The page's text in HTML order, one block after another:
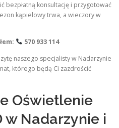
bezpłatną konsultację i przygotować
kąpielowy trwa, a wieczory w
570 933 114
naszego specjalisty w Nadarzynie
którego będą Ci zazdrościć
Oświetlenie
w Nadarzynie i